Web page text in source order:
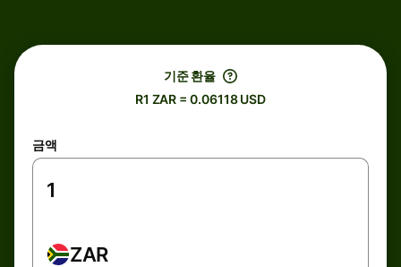
기준 환율
R1 ZAR = 0.06118 USD
금액
ZAR